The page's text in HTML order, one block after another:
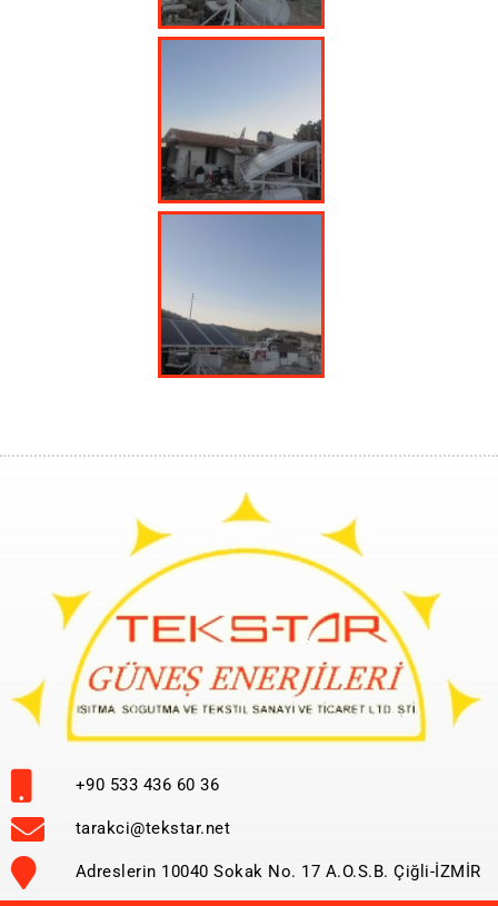
+90 533 436 60 36
tarakci@tekstar.net
Adreslerin 10040 Sokak No. 17 A.O.S.B. Çiğli-İZMİR